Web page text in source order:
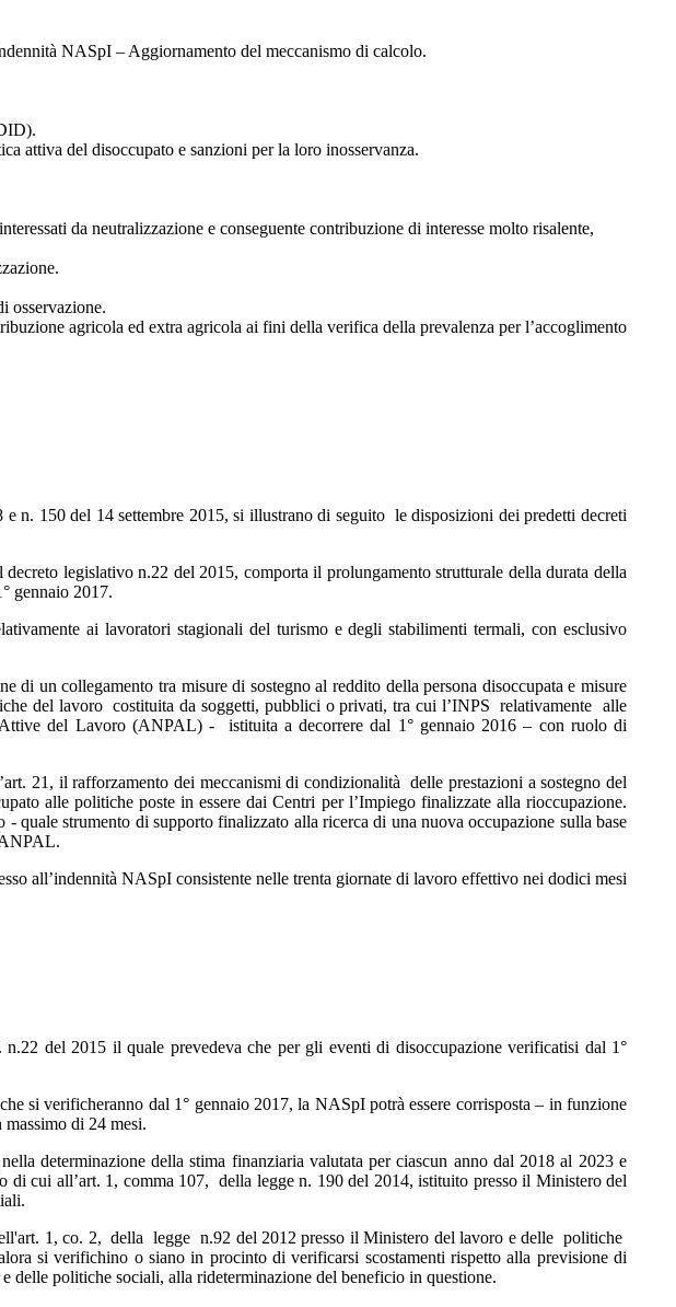
NASpI – Aggiornamento del meccanismo di calcolo.
attiva del disoccupato e sanzioni per la loro inosservanza.
da neutralizzazione e conseguente contribuzione di interesse molto risalente,
osservazione.
agricola ed extra agricola ai fini della verifica della prevalenza per l’accoglimento
n. 150 del 14 settembre 2015, si illustrano di seguito le disposizioni dei predetti decreti
legislativo n.22 del 2015, comporta il prolungamento strutturale della durata della
gennaio 2017.
ai lavoratori stagionali del turismo e degli stabilimenti termali, con esclusivo
un collegamento tra misure di sostegno al reddito della persona disoccupata e misure
del lavoro costituita da soggetti, pubblici o privati, tra cui l’INPS relativamente alle
del Lavoro (ANPAL) - istituita a decorrere dal 1° gennaio 2016 – con ruolo di
21, il rafforzamento dei meccanismi di condizionalità delle prestazioni a sostegno del
alle politiche poste in essere dai Centri per l’Impiego finalizzate alla rioccupazione.
strumento di supporto finalizzato alla ricerca di una nuova occupazione sulla base
all’indennità NASpI consistente nelle trenta giornate di lavoro effettivo nei dodici mesi
del 2015 il quale prevedeva che per gli eventi di disoccupazione verificatisi dal 1°
si verificheranno dal 1° gennaio 2017, la NASpI potrà essere corrisposta – in funzione
di 24 mesi.
determinazione della stima finanziaria valutata per ciascun anno dal 2018 al 2023 e
di cui all’art. 1, comma 107, della legge n. 190 del 2014, istituito presso il Ministero del
1, co. 2, della legge n.92 del 2012 presso il Ministero del lavoro e delle politiche
si verifichino o siano in procinto di verificarsi scostamenti rispetto alla previsione di
delle politiche sociali, alla rideterminazione del beneficio in questione.